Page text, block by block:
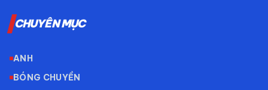
CHUYÊN MỤC
ANH
BÓNG CHUYỀN